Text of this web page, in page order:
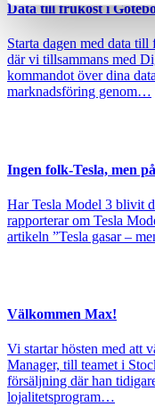
Data till frukost i
Starta dagen med data
där vi tillsammans med
kommandot över dina
marknadsföring genom…
Ingen folk-Tesla, men
Har Tesla Model 3 blivit
rapporterar om Tesla
artikeln ”Tesla gasar –
Välkommen Max!
Vi startar hösten med att
Manager, till teamet i
försäljning där han
lojalitetsprogram…